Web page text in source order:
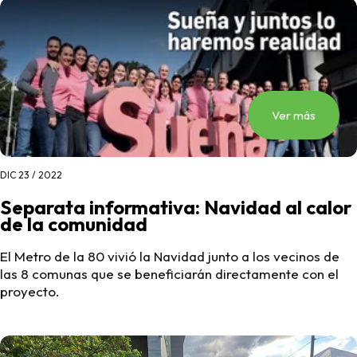
Ver más
DIC 23 / 2022
Separata informativa: Navidad al calor
de la comunidad
El Metro de la 80 vivió la Navidad junto a los vecinos de
las 8 comunas que se beneficiarán directamente con el
proyecto.